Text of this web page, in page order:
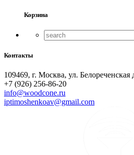
Корзина
Контакты
109469, г. Москва, ул. Белореченская
+7 (926) 256-86-20
info@woodcone.ru
iptimoshenkoav@gmail.com